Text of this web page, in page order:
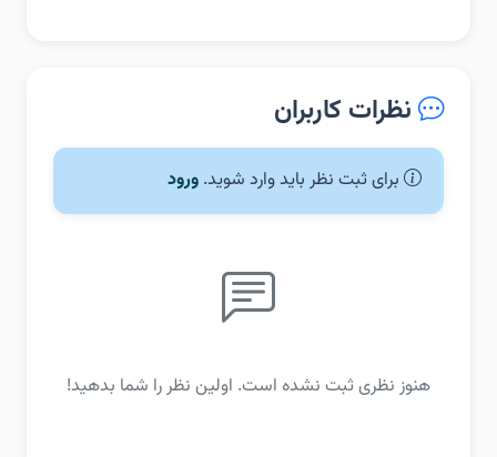
نظرات کاربران
برای ثبت نظر باید وارد شوید. ورود
هنوز نظری ثبت نشده است. اولین نظر را شما بدهید!